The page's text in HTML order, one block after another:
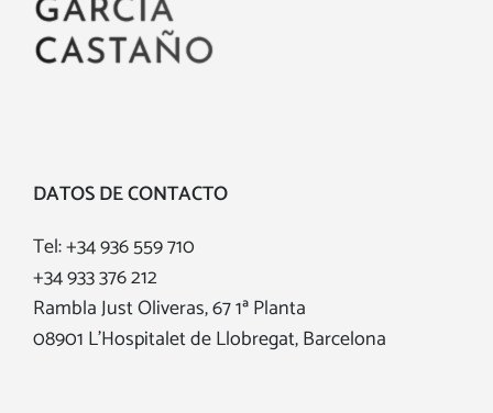
DATOS DE CONTACTO
Tel:+34 936 559 710
+34 933 376 212
Rambla Just Oliveras, 67 1ª Planta
08901 L'Hospitalet de Llobregat, Barcelona